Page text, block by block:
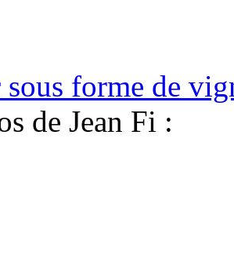
forme de
de Jean Fi :